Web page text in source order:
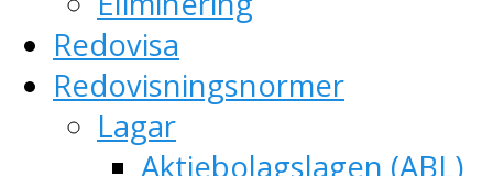
Redovisa
Redovisningsnormer
Lagar
Aktiebolagslagen (ABL)